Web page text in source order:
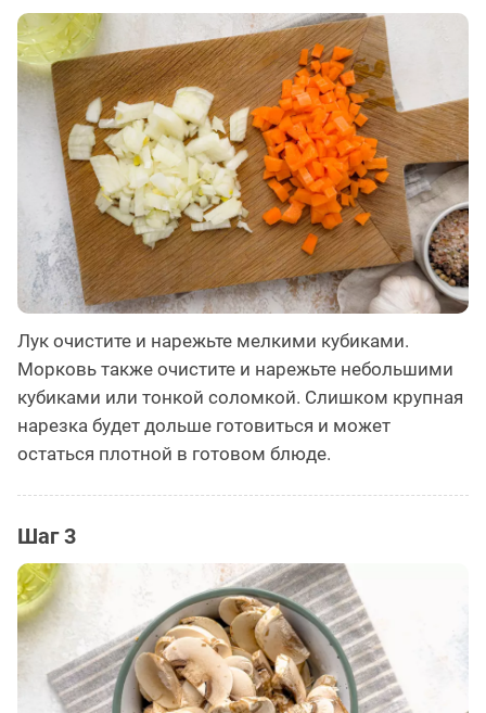
Лук очистите и нарежьте мелкими кубиками.
Морковь также очистите и нарежьте небольшими
кубиками или тонкой соломкой. Слишком крупная
нарезка будет дольше готовиться и может
остаться плотной в готовом блюде.
Шаг 3